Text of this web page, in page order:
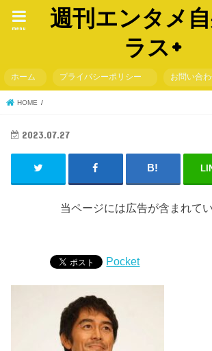
週刊エンタメ
ラス+
menu
ホーム プライバシーポリシー お問い合
HOME
2023.07.27
当ページには広告が含まれてい
Pocket